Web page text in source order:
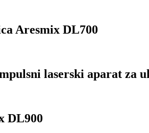
Aresmix DL700
laserski aparat za
DL900